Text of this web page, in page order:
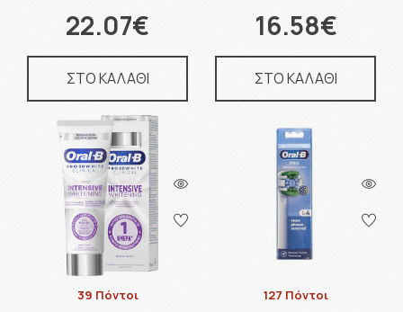
22.07€
ΣΤΟ ΚΑΛΑΘΙ
16.58€
ΣΤΟ ΚΑΛΑΘΙ
39 Πόντοι 127 Πόντοι